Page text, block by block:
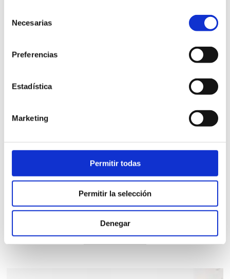
Necesarias
Preferencias
Estadística
Marketing
Permitir todas
Permitir la selección
Denegar
BAÑERA SUOMI 180
Bañera para colchón de 180x190 . No incluye cabezal ni
1.250,00€